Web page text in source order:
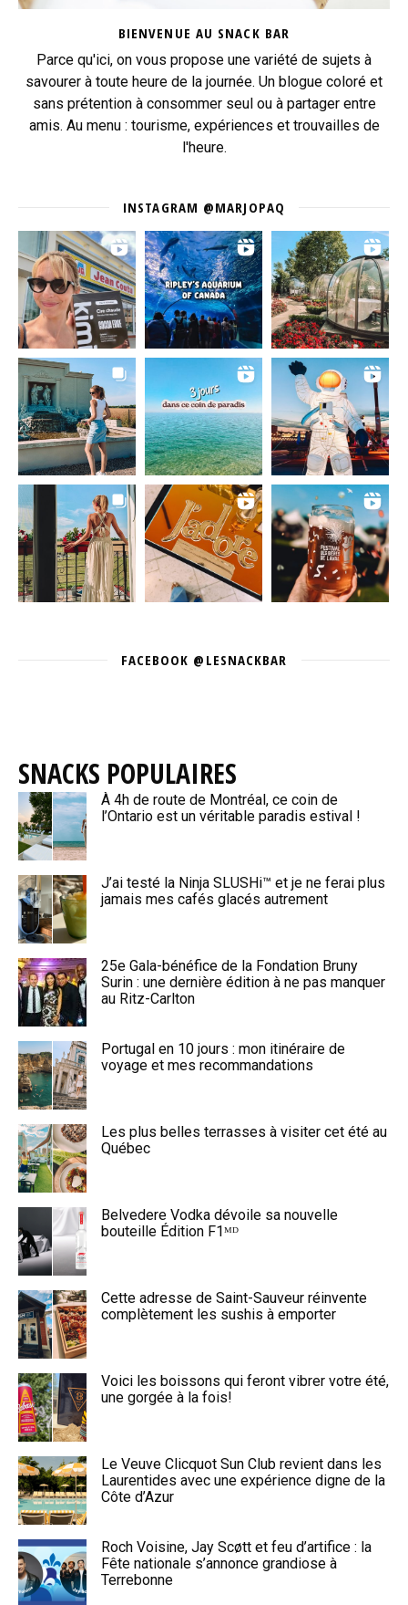
BIENVENUE AU SNACK BAR
Parce qu'ici, on vous propose une variété de sujets à
savourer à toute heure de la journée. Un blogue coloré et
sans prétention à consommer seul ou à partager entre
amis. Au menu : tourisme, expériences et trouvailles de
l'heure.
INSTAGRAM @MARJOPAQ
FACEBOOK @LESNACKBAR
SNACKS POPULAIRES
À 4h de route de Montréal, ce coin de
l’Ontario est un véritable paradis estival !
J’ai testé la Ninja SLUSHi™ et je ne ferai plus
jamais mes cafés glacés autrement
25e Gala-bénéfice de la Fondation Bruny
Surin : une dernière édition à ne pas manquer
au Ritz-Carlton
Portugal en 10 jours : mon itinéraire de
voyage et mes recommandations
Les plus belles terrasses à visiter cet été au
Québec
Belvedere Vodka dévoile sa nouvelle
bouteille Édition F1ᴹᴰ
Cette adresse de Saint-Sauveur réinvente
complètement les sushis à emporter
Voici les boissons qui feront vibrer votre été,
une gorgée à la fois!
Le Veuve Clicquot Sun Club revient dans les
Laurentides avec une expérience digne de la
Côte d’Azur
Roch Voisine, Jay Scøtt et feu d’artifice : la
Fête nationale s’annonce grandiose à
Terrebonne